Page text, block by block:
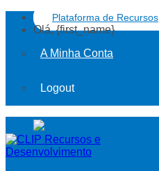
Plataforma de Recursos
Olá, {first_name}
A Minha Conta
Logout